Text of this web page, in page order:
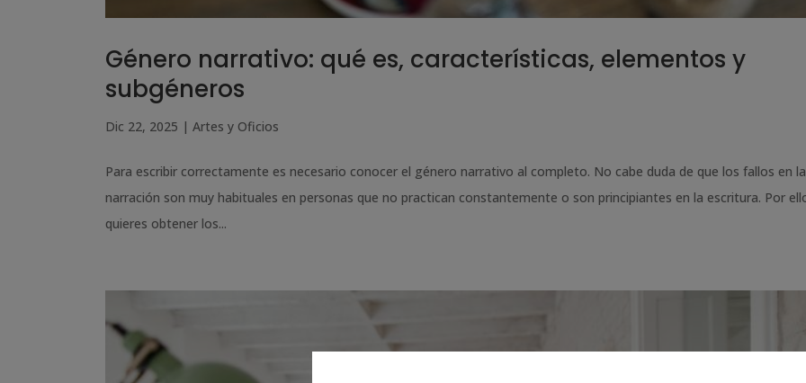
Género narrativo: qué es, características, elementos y
subgéneros
Dic 22, 2025 | Artes y Oficios
Para escribir correctamente es necesario conocer el género narrativo al completo. No cabe duda de que los fallos en la
narración son muy habituales en personas que no practican constantemente o son principiantes en la escritura. Por
quieres obtener los...